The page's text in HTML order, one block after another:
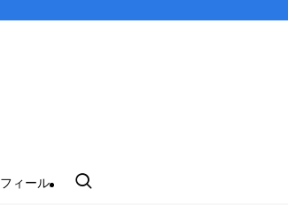
ィール